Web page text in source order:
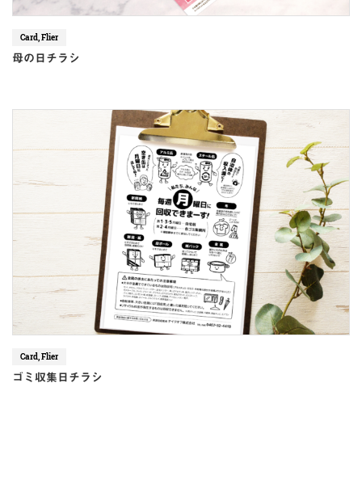
Card, Flier
母の日チラシ
Card, Flier
ゴミ収集日チラシ